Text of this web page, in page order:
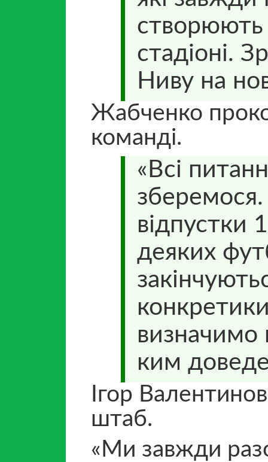
створюють
стадіоні.
Ниву на
Жабченко
команді.
«Всі
відпустки
деяких
визначимо
ким
Ігор
штаб.
«Ми завжди